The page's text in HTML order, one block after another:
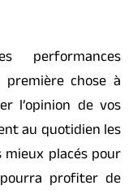
performances
chose à
l’opinion de vos
au quotidien les
placés pour
profiter de